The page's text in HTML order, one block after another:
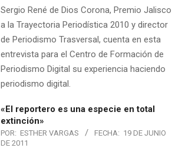
Sergio René de Dios Corona, Premio Jalisco
a la Trayectoria Periodística 2010 y director
de Periodismo Trasversal, cuenta en esta
entrevista para el Centro de Formación de
Periodismo Digital su experiencia haciendo
periodismo digital.
«El reportero es una especie en total
extinción»
POR: ESTHER VARGAS FECHA: 19 DE JUNIO
DE 2011